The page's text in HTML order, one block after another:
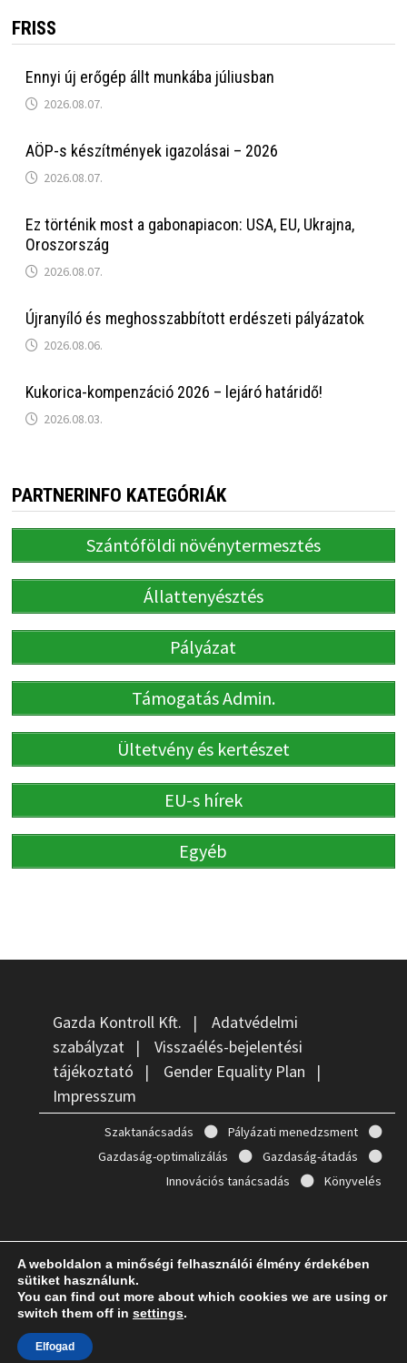
FRISS
Ennyi új erőgép állt munkába júliusban
2026.08.07.
AÖP-s készítmények igazolásai – 2026
2026.08.07.
Ez történik most a gabonapiacon: USA, EU, Ukrajna,
Oroszország
2026.08.07.
Újranyíló és meghosszabbított erdészeti pályázatok
2026.08.06.
Kukorica-kompenzáció 2026 – lejáró határidő!
2026.08.03.
PARTNERINFO KATEGÓRIÁK
Szántóföldi növénytermesztés
Állattenyésztés
Pályázat
Támogatás Admin.
Ültetvény és kertészet
EU-s hírek
Egyéb
Gazda Kontroll Kft. | Adatvédelmi
szabályzat| Visszaélés-bejelentési
tájékoztató | Gender Equality Plan |
Impresszum
Szaktanácsadás
Pályázati menedzsment
Gazdaság-optimalizálás
Gazdaság-átadás
Innovációs tanácsadás
Könyvelés
Copyright © 2026Gazda Kontroll. Powered byWordPressand
Bam
A weboldalon a minőségi felhasználói élmény érdekében
sütiket használunk.
You can find out more about which cookies we are using or
switch them off in settings.
Elfogad